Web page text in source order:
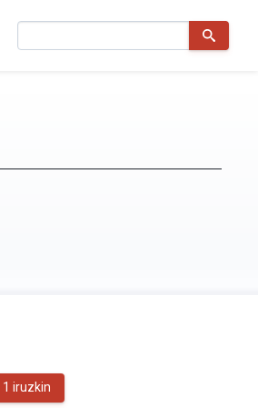
1 iruzkin